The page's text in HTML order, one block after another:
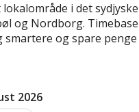
i det sydjyske
og Nordborg.
og spare penge
2026